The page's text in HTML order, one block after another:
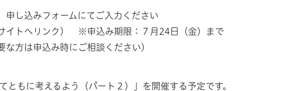
し込みフォームにてご入力ください
リンク） ※申込み期限：７月24日（金）まで
は申込み時にご相談ください）
ともに考えるよう（パート２）」を開催する予定です。